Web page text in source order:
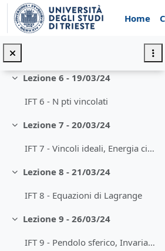
Vai al contenuto principale
Home
Minimizza
Lezione 5 - 14/03/24
Minimizza
Lezione 6 - 19/03/24
IFT 6 - N pti vincolati
Minimizza
Lezione 7 - 20/03/24
IFT 7 - Vincoli ideali, Energia cinetica, Forze generalizzate
Minimizza
Lezione 8 - 21/03/24
IFT 8 - Equazioni di Lagrange
Minimizza
Lezione 9 - 26/03/24
IFT 9 - Pendolo sferico, Invarianza per cambio coord e per derivata totale